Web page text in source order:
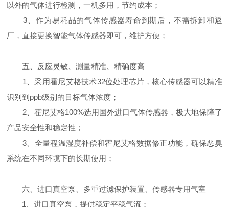
以外的气体进行检测，一机多用，节约成本；
3、作为易耗品的气体传感器寿命到期后，不需拆卸和返
厂，直接更换智能气体传感器即可，维护方便；
五、反应灵敏、测量精准、精确度高
1、采用霍尼艾格技术32位处理芯片，核心传感器可以精准
识别到ppb级别的目标气体浓度；
2、霍尼艾格100%选用国外进口气体传感器，极大地保障了
产品安全性和稳定性；
3、全量程温湿度补偿和霍尼艾格数据修正功能，确保恶臭
系统在不同环境下的长期使用；
六、进口真空泵、多重过滤保护装置、传感器专用气室
1、进口真空泵，提供稳定平稳气流；